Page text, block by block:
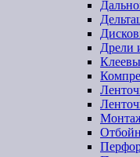
Дрели